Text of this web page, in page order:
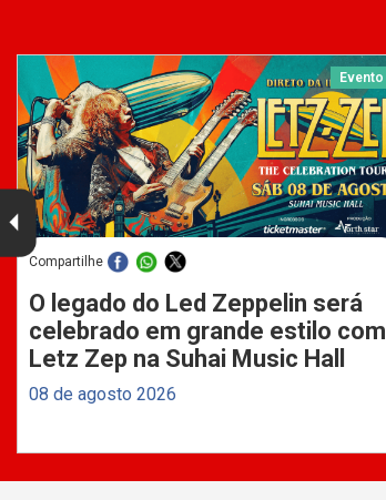
Evento
Compartilhe
O legado do Led Zeppelin será
celebrado em grande estilo com
Letz Zep na Suhai Music Hall
08 de agosto 2026